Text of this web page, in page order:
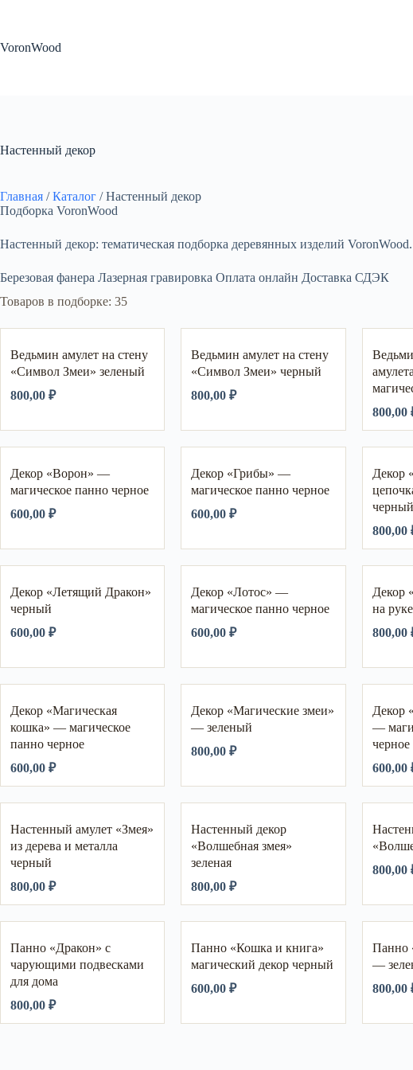
VoronWood
Настенный декор
Главная / Каталог / Настенный декор
Подборка VoronWood
Настенный декор: тематическая подборка деревянных изделий
Березовая фанера Лазерная гравировка Оплата онлайн Доставка СДЭК
Товаров в подборке: 35
Ведьмин амулет на стену
«Символ Змеи» зеленый
800,00 ₽
Ведьмин амулет на стену
«Символ Змеи» черный
800,00₽
800,00
Декор «Ворон» —
магическое панно черное
600,00 ₽
Декор «Грибы» —
магическое панно черное
600,00₽
Декор
черный
800,00
Декор «Летящий Дракон»
черный
600,00 ₽
Декор «Лотос» —
магическое панно черное
600,00₽
Декор
на
800,00
Декор «Магическая
кошка» — магическое
панно черное
600,00 ₽
Декор «Магические змеи»
— зеленый
800,00₽
Декор
—
черное
600,00
Настенный амулет «Змея»
из дерева и металла
черный
800,00 ₽
Настенный декор
«Волшебная змея»
зеленая
800,00₽
800,00
Панно «Дракон» с
чарующими подвесками
для дома
800,00 ₽
Панно «Кошка и книга»
магический декор черный
600,00₽
Панно
—
800,00